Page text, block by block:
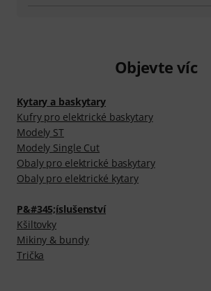
Objevte víc
Kytary a baskytary
Kufry pro elektrické baskytary
Modely ST
Modely Single Cut
Obaly pro elektrické baskytary
Obaly pro elektrické kytary
P&#345;íslušenství
Kšiltovky
Mikiny & bundy
Trička